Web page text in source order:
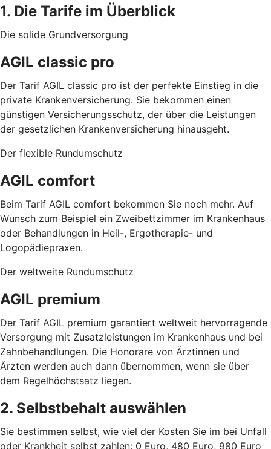
1. Die Tarife im Überblick
Die solide Grundversorgung
AGIL classic pro
Der Tarif AGIL classic pro ist der perfekte Einstieg in die
private Krankenversicherung. Sie bekommen einen
günstigen Versicherungsschutz, der über die Leistungen
der gesetzlichen Krankenversicherung hinausgeht.
Der flexible Rundumschutz
AGIL comfort
Beim Tarif AGIL comfort bekommen Sie noch mehr. Auf
Wunsch zum Beispiel ein Zweibettzimmer im Krankenhaus
oder Behandlungen in Heil-, Ergotherapie- und
Logopädiepraxen.
Der weltweite Rundumschutz
AGIL premium
Der Tarif AGIL premium garantiert weltweit hervorragende
Versorgung mit Zusatzleistungen im Krankenhaus und bei
Zahnbehandlungen. Die Honorare von Ärztinnen und
Ärzten werden auch dann übernommen, wenn sie über
dem Regelhöchstsatz liegen.
2. Selbstbehalt auswählen
Sie bestimmen selbst, wie viel der Kosten Sie im bei Unfall
oder Krankheit selbst zahlen: 0 Euro, 480 Euro, 980 Euro